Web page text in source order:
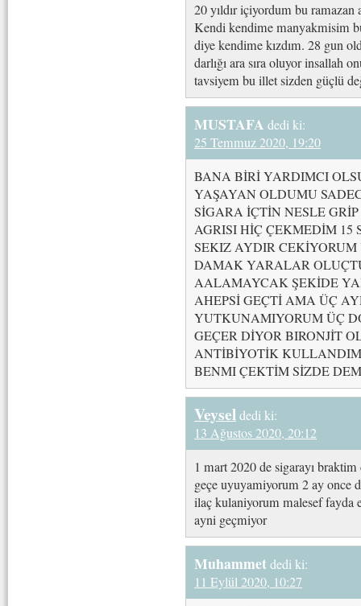
20 yıldır içiyordum bu ramazan
Kendi kendime manyakmisim
diye kendime kızdım. 28 gun
darlığı ara sıra oluyor insallah
tavsiyem bu illet sizden güçlü
MUSTAFA dedi ki:
25 Temmuz 2020, 19:20
BANA BİRİ YARDIMCI
YAŞAYAN OLDUMU
SİGARA İÇTİN NESLE
AGRISI HİÇ ÇEKMEDİM 15
SEKIZ AYDIR
DAMAK YARALAR
AALAMAYCAK ŞEKİDE
AHEPSİ GEÇTİ AMA ÜÇ
YUTKUNAMIYORUM ÜÇ
GEÇER DİYOR BIRONJİT
ANTİBİYOTİK
BENMI ÇEKTİM SİZDE
Veyseldedi ki:
13 Ağustos 2020, 20:12
1 mart 2020 de sigarayı
geçe uyuyamiyorum 2 ay once
ilaç kulaniyorum malesef fayda
ayni geçmiyor
Muhammetdedi ki:
11 Eylül 2020, 10:27